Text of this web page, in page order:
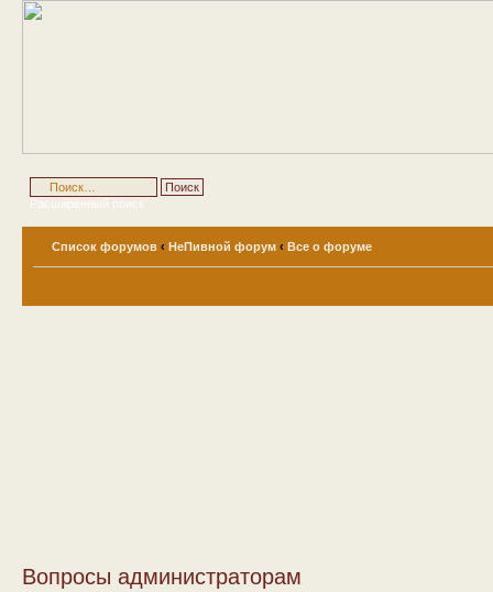
Расширенный поиск
Список форумов ‹ НеПивной форум ‹ Все о форуме
Вопросы администраторам